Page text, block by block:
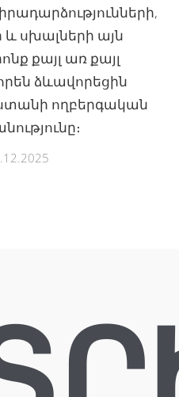
և սխալների այն
քայլ առ քայլ
ձևավորեցին
ողբերգական